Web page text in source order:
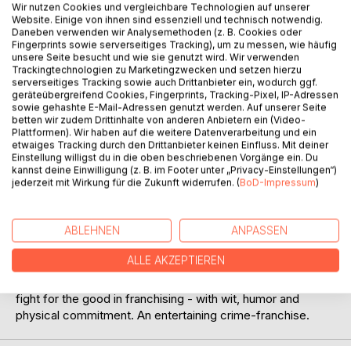
BESCHREIBUNG
In this second volume of the new franchise crime series -
The Swiss Franchise Detectives - Lars Van de Velde is
called to the Zug headquarter of the Happy People, a
fitness franchise. It relies heavily on robotics and artificial
intelligence, but is being blackmailed. Obviously, not all
franchisees act in accordance with the system. During his
investigations, with his assistant Morita Miramoto, in Berlin
and Hamburg (Germany) as well as Unterägeri and Zug
robots can help, but also endanger human lives. The main
protagonists Loretta Lombardi and Lars Van de Velde are
always on the case when black sheep appear in the
franchise economy. The multicultural investigators and their
fight for the good in franchising - with wit, humor and
physical commitment. An entertaining crime-franchise.
Wir nutzen Cookies und vergleichbare Technologien auf unserer
Website. Einige von ihnen sind essenziell und technisch notwendig.
Daneben verwenden wir Analysemethoden (z. B. Cookies oder
Fingerprints sowie serverseitiges Tracking), um zu messen, wie häufig
unsere Seite besucht und wie sie genutzt wird. Wir verwenden
Trackingtechnologien zu Marketingzwecken und setzen hierzu
serverseitiges Tracking sowie auch Drittanbieter ein, wodurch ggf.
geräteübergreifend Cookies, Fingerprints, Tracking-Pixel, IP-Adressen
sowie gehashte E-Mail-Adressen genutzt werden. Auf unserer Seite
betten wir zudem Drittinhalte von anderen Anbietern ein (Video-
Plattformen). Wir haben auf die weitere Datenverarbeitung und ein
etwaiges Tracking durch den Drittanbieter keinen Einfluss. Mit deiner
Einstellung willigst du in die oben beschriebenen Vorgänge ein. Du
kannst deine Einwilligung (z. B. im Footer unter „Privacy-Einstellungen“)
jederzeit mit Wirkung für die Zukunft widerrufen. (BoD-Impressum)
ABLEHNEN ANPASSEN
ALLE AKZEPTIEREN